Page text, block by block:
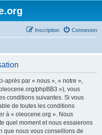
Connexion
Inscription
après par « nous », « notre »,
phpBB3 »), vous
conditions suivantes. Si vous
de toutes les conditions
à « oleocene.org ». Nous
quel moment et nous essaierons
que nous vous conseillons de